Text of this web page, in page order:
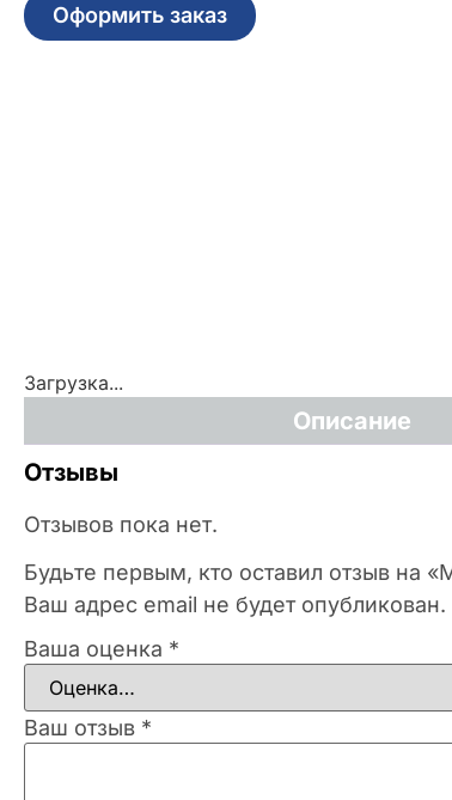
Оформить заказ
Загрузка...
Описание
Отзывы
Отзывов пока нет.
Будьте первым, кто оставил отзыв на
Ваш адрес email не будет опубликован.
Ваша оценка *
Ваш отзыв *